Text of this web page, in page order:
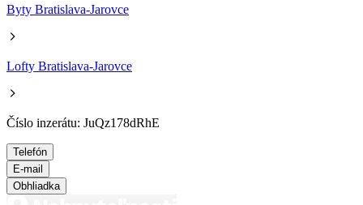
Byty Bratislava-Jarovce
Lofty Bratislava-Jarovce
Číslo inzerátu: JuQz178dRhE
Telefón
E-mail
Obhliadka